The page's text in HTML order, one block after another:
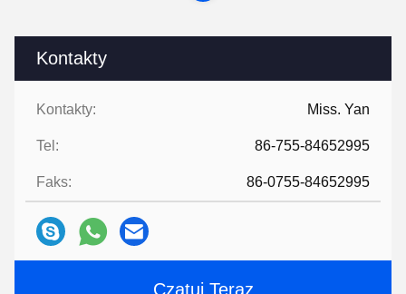
Kontakty
Kontakty: Miss. Yan
Tel: 86-755-84652995
Faks: 86-0755-84652995
Czatuj Teraz